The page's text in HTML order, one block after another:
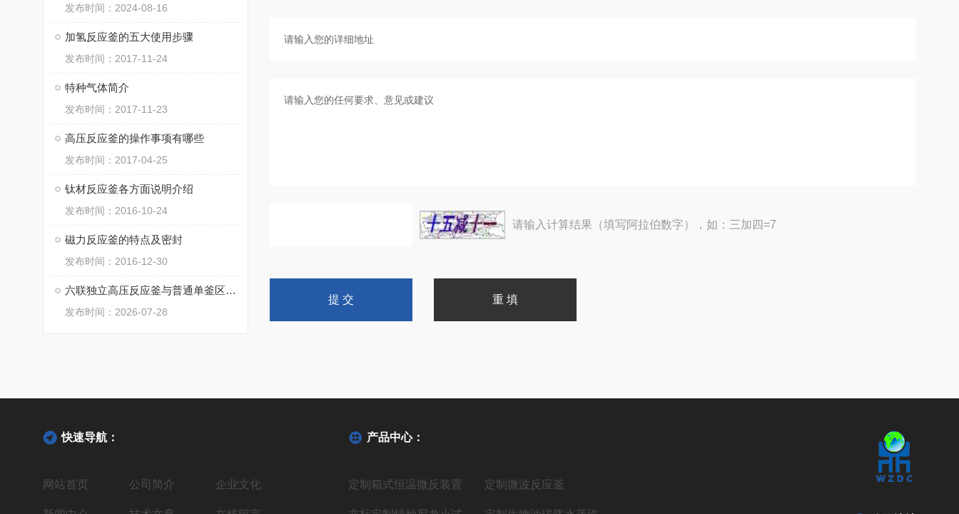
发布时间：2024-08-16
加氢反应釜的五大使用步骤
发布时间：2017-11-24
特种气体简介
发布时间：2017-11-23
高压反应釜的操作事项有哪些
发布时间：2017-04-25
钛材反应釜各方面说明介绍
发布时间：2016-10-24
磁力反应釜的特点及密封
发布时间：2016-12-30
六联独立高压反应釜与普通单釜区别：平行实验研发成本与周期对比
发布时间：2026-07-28
请输入计算结果（填写阿拉伯数字），如：三加四=7
快速导航：
网站首页 公司简介 企业文化
产品中心：
定制箱式恒温微反装置 定制微波反应釜